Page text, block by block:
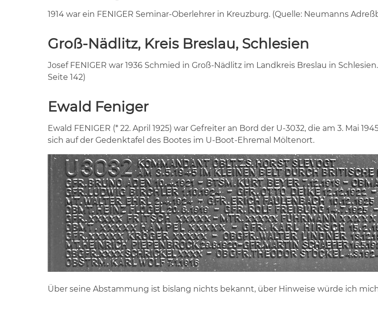
1914 war ein FENIGER Seminar-Oberlehrer in Kreuzburg. (Quelle: Neumanns
Groß-Nädlitz, Kreis Breslau, Schlesien
Josef FENIGER war 1936 Schmied in Groß-Nädlitz im Landkreis Breslau in
Seite 142)
Ewald Feniger
Ewald FENIGER (* 22. April 1925) war Gefreiter an Bord der U-3032, die am 3. Mai
sich auf der Gedenktafel des Bootes im U-Boot-Ehremal Möltenort.
Über seine Abstammung ist bislang nichts bekannt, über Hinweise würde ich